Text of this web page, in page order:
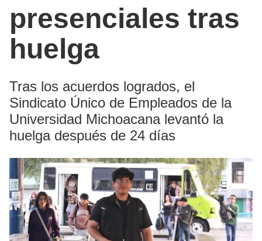
presenciales tras
huelga
Tras los acuerdos logrados, el
Sindicato Único de Empleados de la
Universidad Michoacana levantó la
huelga después de 24 días